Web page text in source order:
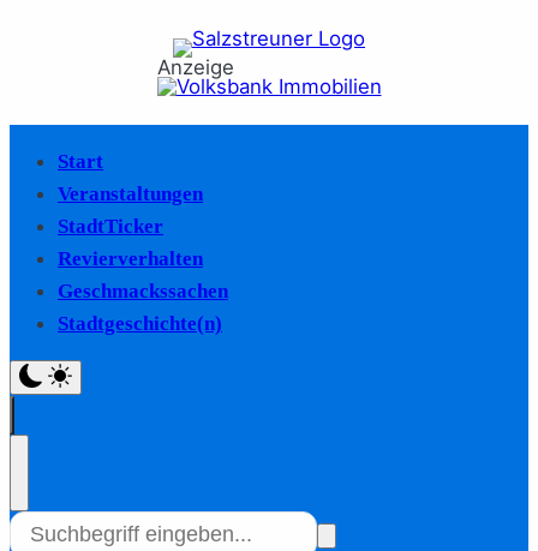
Anzeige
Start
Veranstaltungen
StadtTicker
Revierverhalten
Geschmackssachen
Stadtgeschichte(n)